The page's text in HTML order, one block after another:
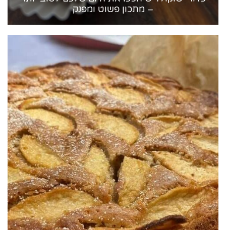
– מתכון פשוט ומפנק